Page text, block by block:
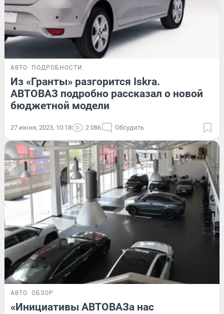
АВТО ПОДРОБНОСТИ
Из «Гранты» разгорится Iskra.
АВТОВАЗ подробно рассказал о новой
бюджетной модели
27 июня, 2023, 10:18 2 086 Обсудить
АВТО ОБЗОР
«Инициативы АВТОВАЗа нас